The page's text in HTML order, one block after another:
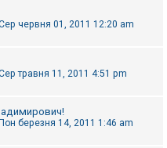
червня 01, 2011 12:20 am
травня 11, 2011 4:51 pm
Пон березня 14, 2011 1:46 am